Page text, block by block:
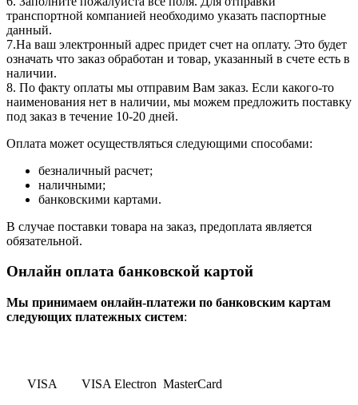
транспортной компанией необходимо указать паспортные
данный.
7.На ваш электронный адрес придет счет на оплату. Это будет
означать что заказ обработан и товар, указанный в счете есть в
наличии.
8. По факту оплаты мы отправим Вам заказ. Если какого-то
наименования нет в наличии, мы можем предложить поставку
под заказ в течение 10-20 дней.
Оплата может осуществляться следующими способами:
безналичный расчет;
наличными;
банковскими картами.
В случае поставки товара на заказ, предоплата является
обязательной.
Онлайн оплата банковской картой
Мы принимаем онлайн-платежи по банковским картам
cледующих платежных систем:
VISA VISA Electron MasterCard